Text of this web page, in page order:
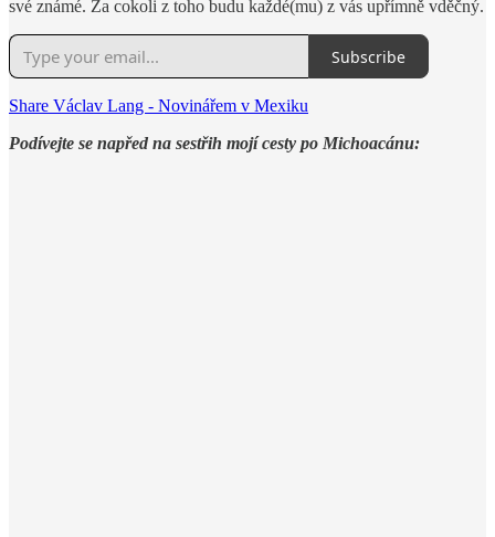
své známé. Za cokoli z toho budu každé(mu) z vás upřímně vděčný.
Subscribe
Share Václav Lang - Novinářem v Mexiku
Podívejte se napřed na sestřih mojí cesty po Michoacánu: